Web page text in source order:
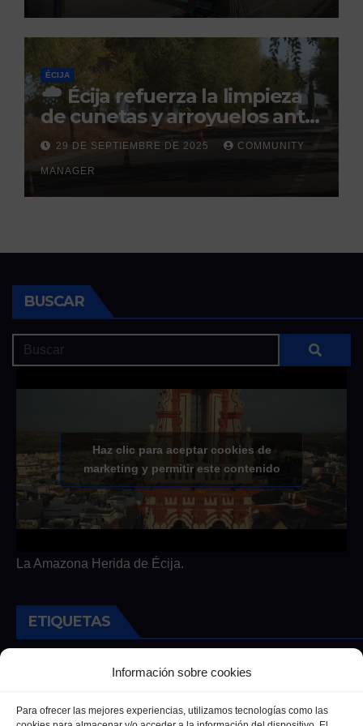
Información sobre cookies
Para ofrecer las mejores experiencias, utilizamos tecnologías como las
ÉCIJA
Écija refuerza la limpieza
de cunetas y arroyuelos ante
la llegada de las lluvias
otoñales
29 DE SEPTIEMBRE DE 2025 COMMUNITY
MANAGER
BUSCAR
Haz clic para aceptar cookies de
marketing y permitir este contenido
La Amazona Herida de Écija.
ETIQUETAS
Andalucía Cultura Deportes